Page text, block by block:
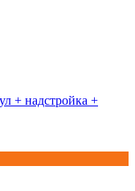
+ надстройка +